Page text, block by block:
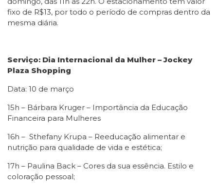
fixo de R$13, por todo o período de compras dentro da
mesma diária.
Serviço: Dia Internacional da Mulher – Jockey
Plaza Shopping
Data: 10 de março
15h – Bárbara Kruger – Importância da Educação
Financeira para Mulheres
16h – Sthefany Krupa – Reeducação alimentar e
nutrição para qualidade de vida e estética;
17h – Paulina Back – Cores da sua essência. Estilo e
coloração pessoal;